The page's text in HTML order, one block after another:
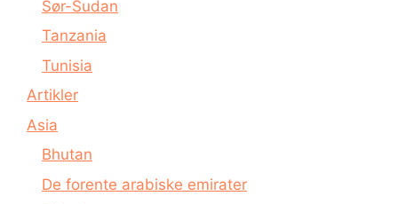
Sør-Sudan
Tanzania
Tunisia
Artikler
Asia
Bhutan
De forente arabiske emirater